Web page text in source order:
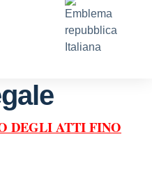
DEGLI ATTI FINO